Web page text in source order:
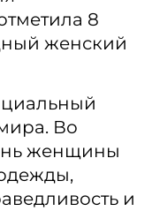
8
женский
Во
женщины
и